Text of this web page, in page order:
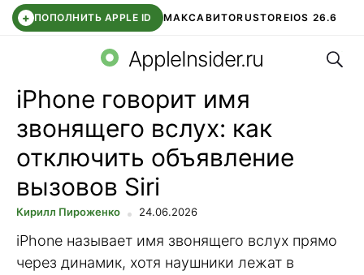
+ ПОПОЛНИТЬ APPLE ID МАКСАВИТОRUSTOREIOS 26.6
СБЕР КИДС ВТБ ОНЛАЙН ЧАТ В ROBLOX
AppleInsider.ru
iPhone говорит имя
звонящего вслух: как
отключить объявление
вызовов Siri
Кирилл Пироженко 24.06.2026
iPhone называет имя звонящего вслух прямо
через динамик, хотя наушники лежат в